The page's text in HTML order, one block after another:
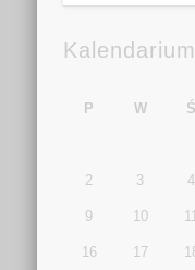
Kalendarium
P
W Ś
2 3 4
9 10
16 17